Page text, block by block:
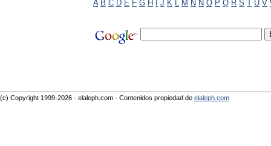
A B C D E F G H I J K L M N Ñ O P Q R S T U V
(c) Copyright 1999-2026 - elaleph.com - Contenidos propiedad de elaleph.com